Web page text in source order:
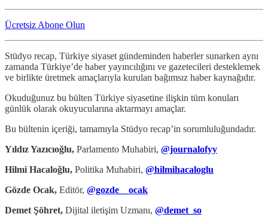
Ücretsiz Abone Olun
Stüdyo recap, Türkiye siyaset gündeminden haberler sunarken aynı
zamanda Türkiye’de haber yayıncılığını ve gazetecileri desteklemek
ve birlikte üretmek amaçlarıyla kurulan bağımsız haber kaynağıdır.
Okuduğunuz bu bülten Türkiye siyasetine ilişkin tüm konuları
günlük olarak okuyucularına aktarmayı amaçlar.
Bu bültenin içeriği, tamamıyla Stüdyo recap’in sorumluluğundadır.
Yıldız Yazıcıoğlu, Parlamento Muhabiri, @journalofyy
Hilmi Hacaloğlu, Politika Muhabiri, @hilmihacaloglu
Gözde Ocak, Editör, @gozde__ocak
Demet Şöhret, Dijital iletişim Uzmanı, @demet_so